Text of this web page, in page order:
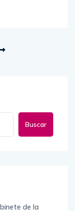
Buscar
de la